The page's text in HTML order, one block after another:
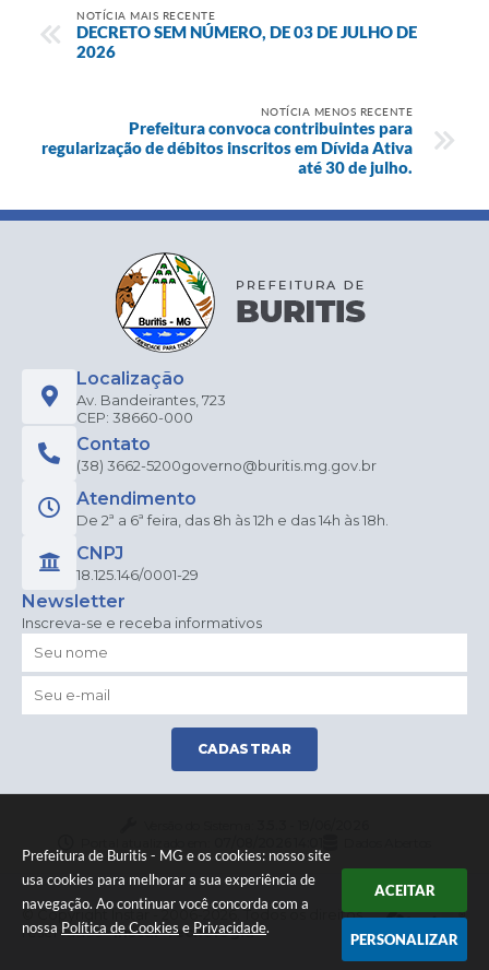
Prefeitura de Buritis - MG e os cookies: nosso site
usa cookies para melhorar a sua experiência de
navegação. Ao continuar você concorda com a
nossa Política de Cookies e Privacidade.
ACEITAR
PERSONALIZAR
NOTÍCIA MAIS RECENTE
DECRETO SEM NÚMERO, DE 03 DE JULHO DE
2026
NOTÍCIA MENOS RECENTE
Prefeitura convoca contribuintes para
regularização de débitos inscritos em Dívida Ativa
até 30 de julho.
Localização
Av. Bandeirantes, 723
CEP: 38660-000
Contato
(38) 3662-5200governo@buritis.mg.gov.br
Atendimento
De 2ª a 6ª feira, das 8h às 12h e das 14h às 18h.
CNPJ
18.125.146/0001-29
Newsletter
Inscreva-se e receba informativos
CADASTRAR
© Copyright Instar - 2006-2026. Todos os direitos
reservados -Instar Tecnologia